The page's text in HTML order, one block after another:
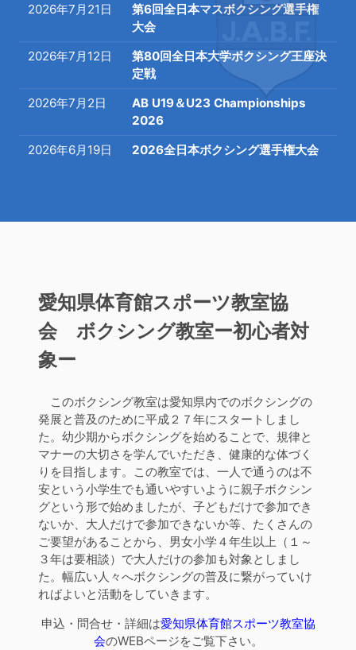
2026年7月21日
第6回全日本マスボクシング選手権
大会
2026年7月12日
第80回全日本大学ボクシング王座決
定戦
2026年7月2日
AB U19＆U23 Championships
2026
2026年6月19日
2026全日本ボクシング選手権大会
愛知県体育館スポーツ教室協
会 ボクシング教室ー初心者対
象ー
このボクシング教室は愛知県内でのボクシングの
発展と普及のために平成２７年にスタートしまし
た。幼少期からボクシングを始めることで、規律と
マナーの大切さを学んでいただき、健康的な体づく
りを目指します。この教室では、一人で通うのは不
安という小学生でも通いやすいように親子ボクシン
グという形で始めましたが、子どもだけで参加でき
ないか、大人だけで参加できないか等、たくさんの
ご要望があることから、男女小学４年生以上（１～
３年は要相談）で大人だけの参加も対象としまし
た。幅広い人々へボクシングの普及に繋がっていけ
ればよいと活動をしていきます。
申込・問合せ・詳細は愛知県体育館スポーツ教室協
会のWEBページをご覧下さい。